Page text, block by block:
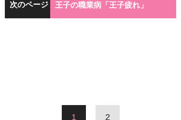
次のページ 王子の職業病「王子疲れ」
1 2